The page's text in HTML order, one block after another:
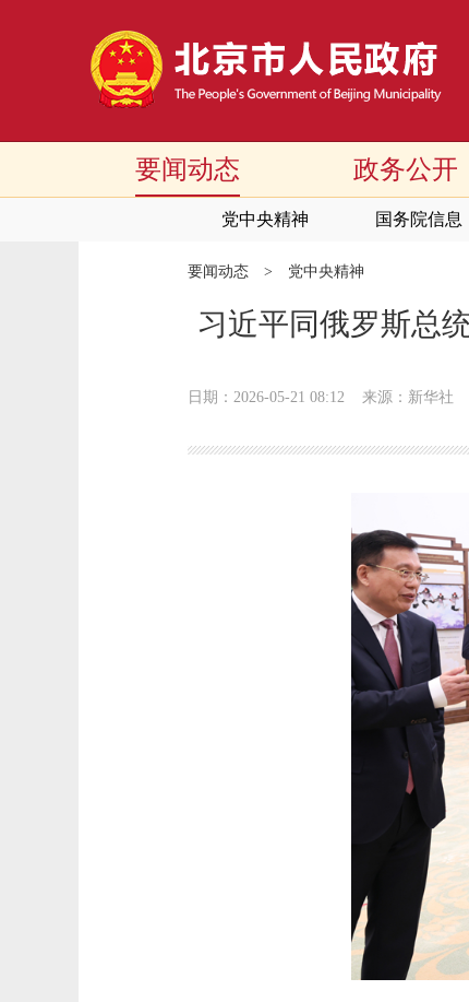
要闻动态
党中央精神 国务院信息
政务公开
要闻动态 > 党中央精神
习近平同俄罗斯总
日期：2026-05-21 08:12 来源：新华社